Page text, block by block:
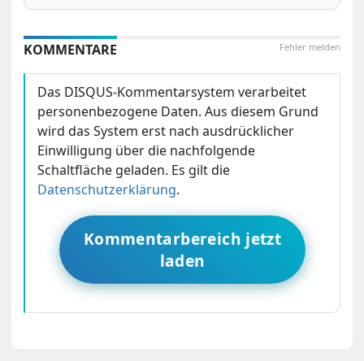
Fehler melden
KOMMENTARE
Das DISQUS-Kommentarsystem verarbeitet
personenbezogene Daten. Aus diesem Grund
wird das System erst nach ausdrücklicher
Einwilligung über die nachfolgende
Schaltfläche geladen. Es gilt die
Datenschutzerklärung.
Kommentarbereich jetzt
laden